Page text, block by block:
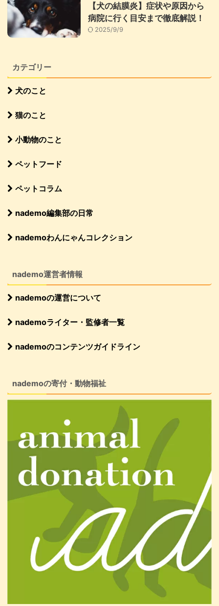
【犬の結膜炎】症状や原因から
病院に行く目安まで徹底解説！
2025/9/9
カテゴリー
犬のこと
猫のこと
小動物のこと
ペットフード
ペットコラム
nademo編集部の日常
nademoわんにゃんコレクション
nademo運営者情報
nademoの運営について
nademoライター・監修者一覧
nademoのコンテンツガイドライン
nademoの寄付・動物福祉